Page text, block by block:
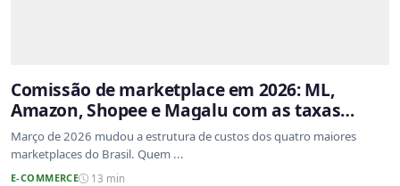
Comissão de marketplace em 2026: ML,
Amazon, Shopee e Magalu com as taxas
atualizadas
Março de 2026 mudou a estrutura de custos dos quatro maiores
marketplaces do Brasil. Quem ...
E-COMMERCE 13 min